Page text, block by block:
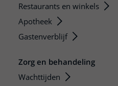
Restaurants en winkels
Apotheek
Gastenverblijf
Zorg en behandeling
Wachttijden